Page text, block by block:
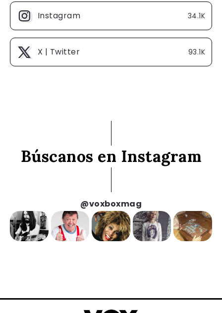
Instagram 34.1K
X | Twitter 93.1K
Búscanos en Instagram
@voxboxmag